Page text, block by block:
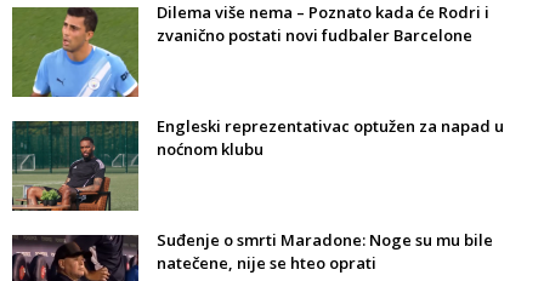
Dilema više nema – Poznato kada će Rodri i
zvanično postati novi fudbaler Barcelone
Engleski reprezentativac optužen za napad u
noćnom klubu
Suđenje o smrti Maradone: Noge su mu bile
natečene, nije se hteo oprati